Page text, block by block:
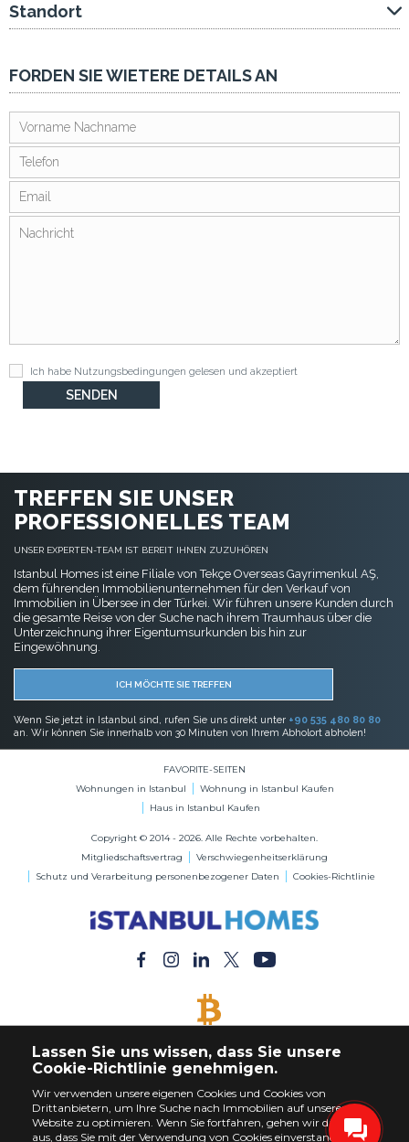
Standort
FORDEN SIE WIETERE DETAILS AN
Ich habe Nutzungsbedingungen gelesen und akzeptiert
TREFFEN SIE UNSER
PROFESSIONELLES TEAM
UNSER EXPERTEN-TEAM IST BEREIT IHNEN ZUZUHÖREN
Istanbul Homes ist eine Filiale von Tekçe Overseas Gayrimenkul AŞ,
dem führenden Immobilienunternehmen für den Verkauf von
Immobilien in Übersee in der Türkei. Wir führen unsere Kunden durch
die gesamte Reise von der Suche nach ihrem Traumhaus über die
Unterzeichnung ihrer Eigentumsurkunden bis hin zur
Eingewöhnung.
ICH MÖCHTE SIE TREFFEN
Wenn Sie jetzt in Istanbul sind, rufen Sie uns direkt unter +90 535 480 80 80
an. Wir können Sie innerhalb von 30 Minuten von Ihrem Abholort abholen!
FAVORITE-SEITEN
Wohnungen in Istanbul
Wohnung in Istanbul Kaufen
Haus in Istanbul Kaufen
Copyright © 2014 - 2026. Alle Rechte vorbehalten.
Mitgliedschaftsvertrag
Verschwiegenheitserklärung
Schutz und Verarbeitung personenbezogener Daten
Cookies-Richtlinie
Kaufen Sie jede Immobilie mit Bitcoin-Zahlung
Lassen Sie uns wissen, dass Sie unsere
Cookie-Richtlinie genehmigen.
Wir verwenden unsere eigenen Cookies und Cookies von
Drittanbietern, um Ihre Suche nach Immobilien auf unserer
Website zu optimieren. Wenn Sie fortfahren, gehen wir davon
aus, dass Sie mit der Verwendung von Cookies einverstanden sind.